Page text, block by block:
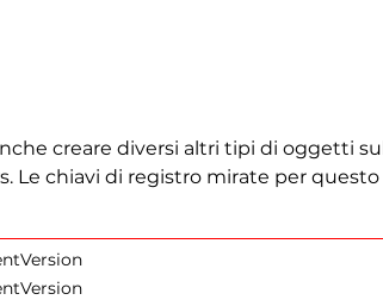
creare diversi altri tipi di oggetti
chiavi di registro mirate per questo